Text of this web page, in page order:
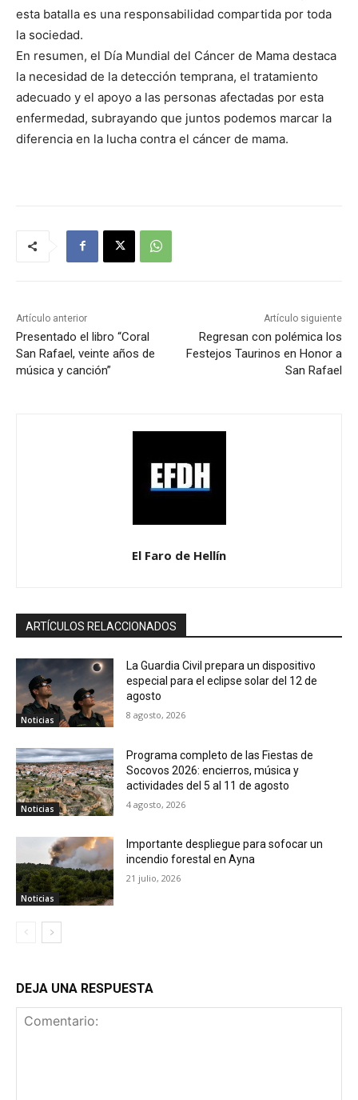
esta batalla es una responsabilidad compartida por toda
la sociedad.
En resumen, el Día Mundial del Cáncer de Mama destaca
la necesidad de la detección temprana, el tratamiento
adecuado y el apoyo a las personas afectadas por esta
enfermedad, subrayando que juntos podemos marcar la
diferencia en la lucha contra el cáncer de mama.
Artículo anterior
Presentado el libro “Coral
San Rafael, veinte años de
música y canción”
Artículo siguiente
Regresan con polémica los
Festejos Taurinos en Honor a
San Rafael
El Faro de Hellín
ARTÍCULOS RELACCIONADOS
Noticias
La Guardia Civil prepara un dispositivo
especial para el eclipse solar del 12 de
agosto
8 agosto, 2026
Noticias
Programa completo de las Fiestas de
Socovos 2026: encierros, música y
actividades del 5 al 11 de agosto
4 agosto, 2026
Noticias
Importante despliegue para sofocar un
incendio forestal en Ayna
21 julio, 2026
DEJA UNA RESPUESTA